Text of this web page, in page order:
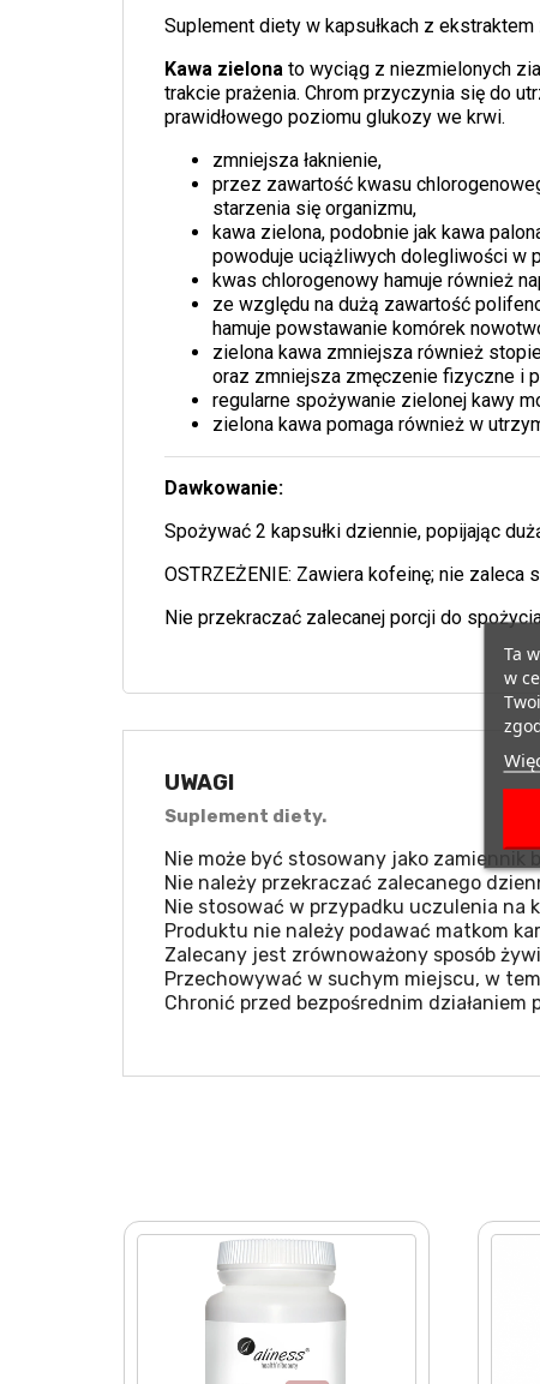
Suplement diety w kapsułkach z
Kawa zielona to wyciąg z niezmielonych
trakcie prażenia. Chrom przyczynia się do
prawidłowego poziomu glukozy we krwi.
zmniejsza łaknienie,
przez zawartość kwasu
starzenia się organizmu,
kawa zielona, podobnie jak kawa
powoduje uciążliwych dolegliwości w
kwas chlorogenowy hamuje również
ze względu na dużą zawartość
hamuje powstawanie komórek
zielona kawa zmniejsza również
oraz zmniejsza zmęczenie fizyczne i
regularne spożywanie zielonej kawy
zielona kawa pomaga również w
Dawkowanie:
Spożywać 2 kapsułki dziennie, popijając
OSTRZEŻENIE: Zawiera kofeinę; nie
Nie przekraczać zalecanej porcji do
UWAGI
Suplement diety.
Nie może być stosowany jako zamiennik
Nie należy przekraczać zalecanego
Nie stosować w przypadku uczulenia na
Produktu nie należy podawać matkom
Zalecany jest zrównoważony sposób
Przechowywać w suchym miejscu, w
Chronić przed bezpośrednim działaniem
Ta
w